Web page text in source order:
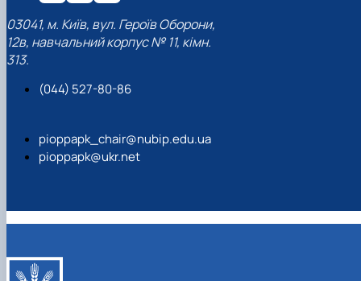
03041, м. Київ, вул. Героїв Оборони,
12в, навчальний корпус № 11, кімн.
313.
(044) 527-80-86
pioppapk_chair@nubip.edu.ua
pioppapk@ukr.net